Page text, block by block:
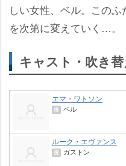
しい女性、ベル。この
を次第に変えていく…。
キャスト・吹き
エマ・ワトソン
役 ベル
ルーク・エヴァンス
役 ガストン